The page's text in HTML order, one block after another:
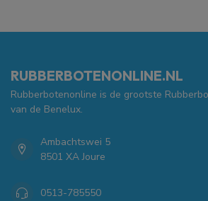
RUBBERBOTENONLINE.NL
Rubberbotenonline is de grootste
van de Benelux.
Ambachtswei 5
8501 XA Joure
0513-785550